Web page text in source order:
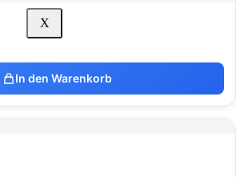
X
In den Warenkorb